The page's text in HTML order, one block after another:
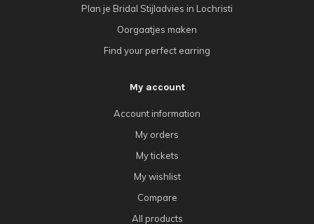
Plan je Bridal Stijladvies in Lochristi
Oorgaatjes maken
Find your perfect earring
My account
Account information
My orders
My tickets
My wishlist
Compare
All products